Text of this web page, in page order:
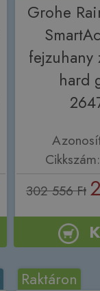
Grohe
fejzuhany
hard
302 556 Ft
Raktáron